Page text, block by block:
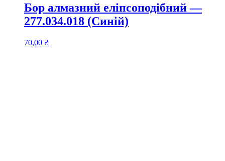
Бор алмазний еліпсоподібний —
277.034.018 (Синій)
70,00 ₴